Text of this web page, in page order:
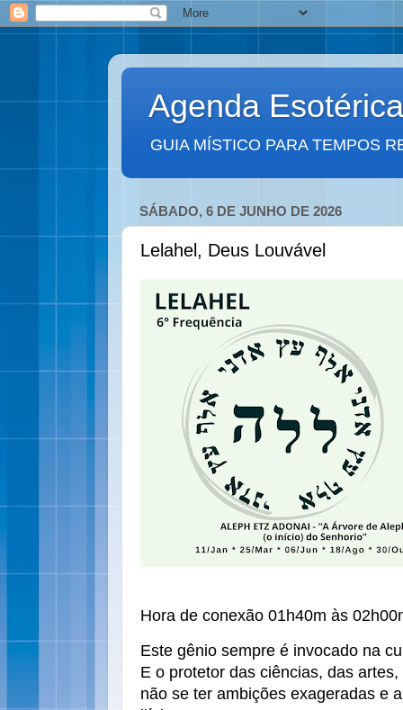
Agenda Esotérica
GUIA MÍSTICO PARA TEMPOS
SÁBADO, 6 DE JUNHO DE 2026
Lelahel, Deus Louvável
Hora de conexão 01h40m às
Este gênio sempre é invocado na
E o protetor das ciências, das
não se ter ambições exageradas e